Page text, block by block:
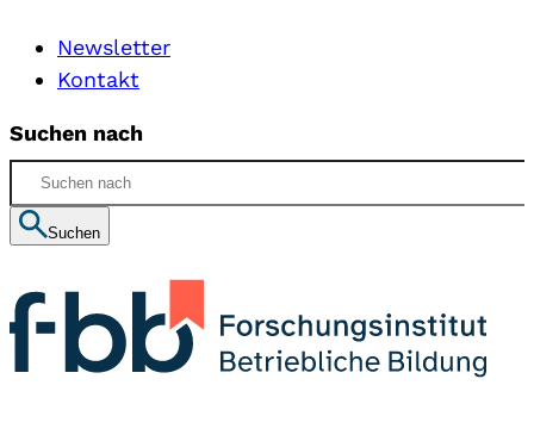
Newsletter
Kontakt
Suchen nach
Suchen